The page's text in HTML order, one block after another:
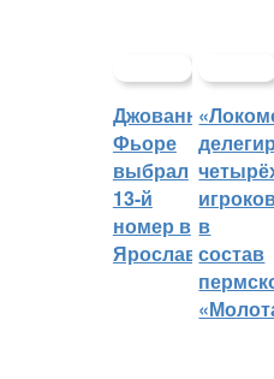
Джованни
Фьоре
выбрал
13-й
номер в
Ярославле
в
состав